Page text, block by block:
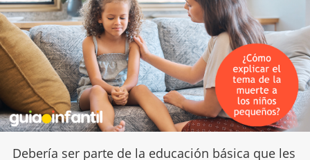
Debería ser parte de la educación básica que les